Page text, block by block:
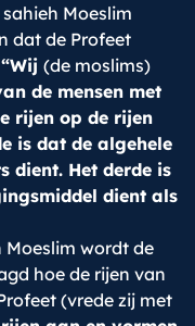
Moeslim
dat de Profeet
“Wij (de moslims)
de mensen met
rijen op de rijen
is dat de algehele
dient. Het derde is
dient als
Moeslim wordt de
hoe de rijen van
(vrede zij met